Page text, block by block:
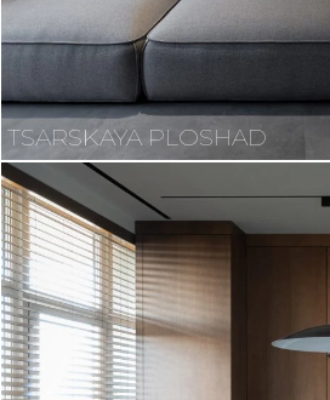
TSARSKAYA PLOSHAD